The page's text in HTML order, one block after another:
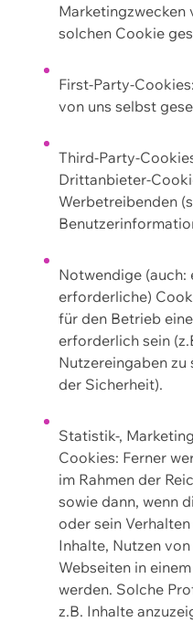
Marketingzwecken
solchen Cookie
First-Party-
von uns selbst
Third-Party-
Drittanbieter-
Werbetreibenden
Notwendige (auch:
erforderliche)
für den Betrieb
erforderlich sein
Nutzereingaben zu
der Sicherheit).
Statistik-,
Cookies: Ferner
im Rahmen der
sowie dann, wenn
oder sein
Inhalte, Nutzen
Webseiten in
werden. Solche
z.B. Inhalte